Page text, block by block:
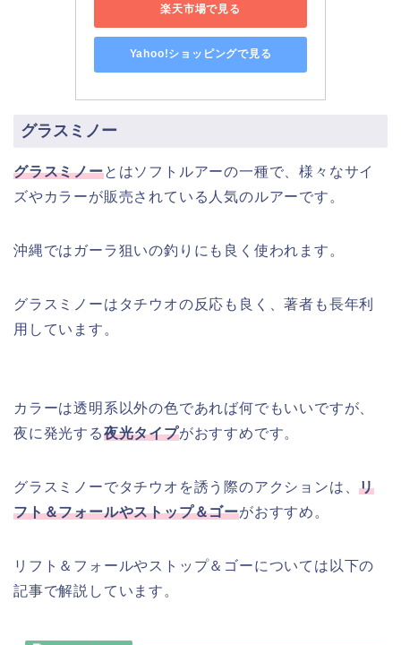
楽天市場で見る
Yahoo!ショッピングで見る
グラスミノー
グラスミノーとはソフトルアーの一種で、様々なサイ
ズやカラーが販売されている人気のルアーです。
沖縄ではガーラ狙いの釣りにも良く使われます。
グラスミノーはタチウオの反応も良く、著者も長年利
用しています。
カラーは透明系以外の色であれば何でもいいですが、
夜に発光する夜光タイプがおすすめです。
グラスミノーでタチウオを誘う際のアクションは、リ
フト＆フォールやストップ＆ゴーがおすすめ。
リフト＆フォールやストップ＆ゴーについては以下の
記事で解説しています。